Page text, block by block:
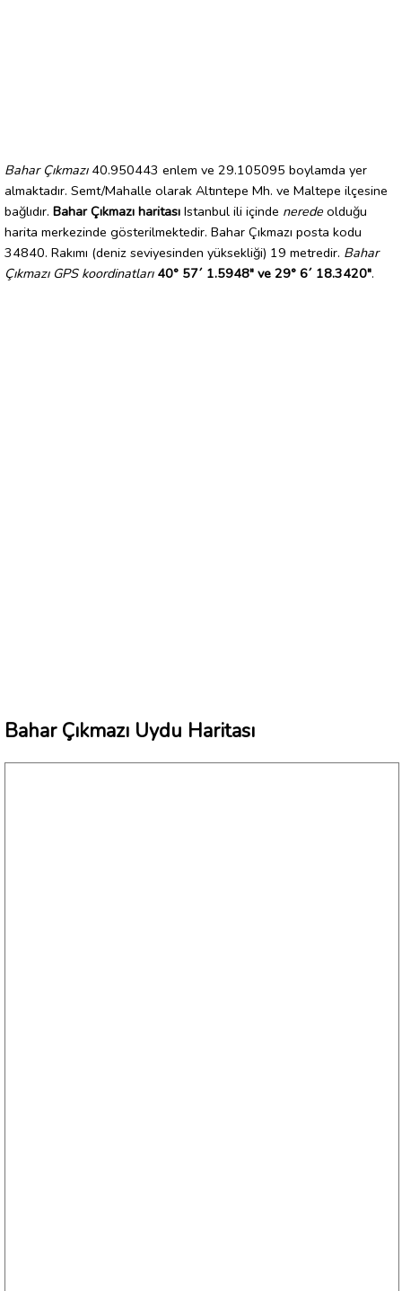
Bahar Çıkmazı40.950443 enlem ve 29.105095 boylamda yer
almaktadır. Semt/Mahalle olarak Altıntepe Mh. ve Maltepe ilçesine
bağlıdır. Bahar Çıkmazı haritası Istanbul ili içinde nerede olduğu
harita merkezinde gösterilmektedir. Bahar Çıkmazı posta kodu
34840. Rakımı (deniz seviyesinden yüksekliği) 19 metredir. Bahar
Çıkmazı GPS koordinatları 40° 57´ 1.5948" ve 29° 6´ 18.3420".
Bahar Çıkmazı Uydu Haritası